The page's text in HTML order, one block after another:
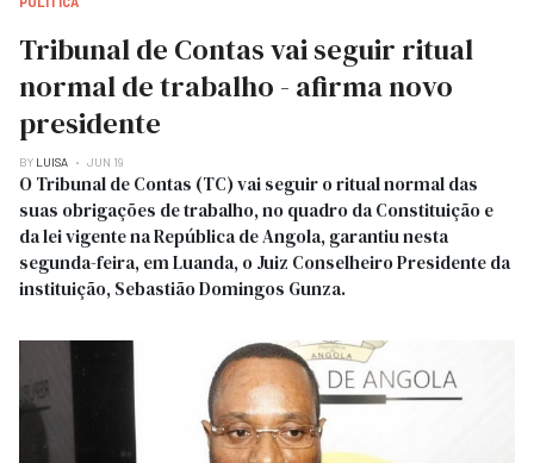
Tribunal de Contas vai seguir ritual
normal de trabalho - afirma novo
presidente
BY LUISA JUN 19
O Tribunal de Contas (TC) vai seguir o ritual normal das
suas obrigações de trabalho, no quadro da Constituição e
da lei vigente na República de Angola, garantiu nesta
segunda-feira, em Luanda, o Juiz Conselheiro Presidente da
instituição, Sebastião Domingos Gunza.